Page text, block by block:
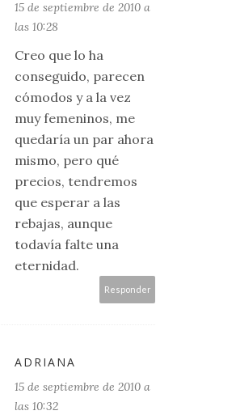
15 de septiembre de 2010 a
las 10:28
Creo que lo ha
conseguido, parecen
cómodos y a la vez
muy femeninos, me
quedaría un par ahora
mismo, pero qué
precios, tendremos
que esperar a las
rebajas, aunque
todavía falte una
eternidad.
Responder
ADRIANA
15 de septiembre de 2010 a
las 10:32